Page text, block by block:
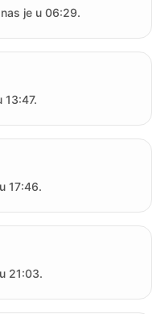
je u 06:29.
13:47.
17:46.
21:03.